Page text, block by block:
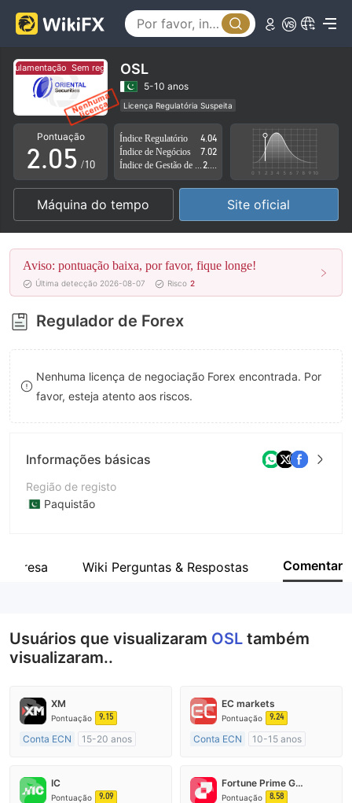
Sem regulamentação
OSL
5-10 anos
Licença Regulatória Suspeita
Região de negócios suspeita
Risco potencial alto
Pontuação
0
1
2
3
4
5
6
7
8
9
.0
1
2
3
4
5
6
7
8
1
2
3
4
5
6
7
8
9
/10
Índice Regulatório
4.04
Índice de Negócios
7.02
Máquina do tempo Site oficial
Aviso: pontuação baixa, por favor, fique longe!
Última detecção 2026-08-07 Risco 2
Regulador de Forex
Nenhuma licença de negociação Forex encontrada. Por
favor, esteja atento aos riscos.
Informações básicas
Região de registo
Paquistão
Empresa
Wiki Perguntas & Respostas Comentar
Usuários que visualizaram OSL também
visualizaram..
XM
Pontuação 9.15
Conta ECN
15-20 anos
Market Marketing (MM)
Etiqueta principal MT4
EC markets
Pontuação 9.24
Conta ECN
10-15 anos
Market Marketing (MM)
Etiqueta principal MT4
IC
Pontuação 9.09
Fortune Prime Global
Pontuação 8.58